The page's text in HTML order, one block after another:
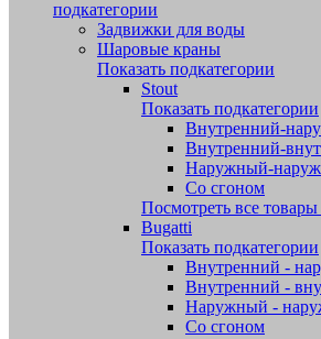
подкатегории
Задвижки для воды
Шаровые краны
Показать подкатегории
Stout
Показать подкатегории
Внутренний-
Внутренний-
Наружный-
Со сгоном
Посмотреть все товары
Bugatti
Показать подкатегории
Внутренний -
Внутренний -
Наружный -
Со сгоном